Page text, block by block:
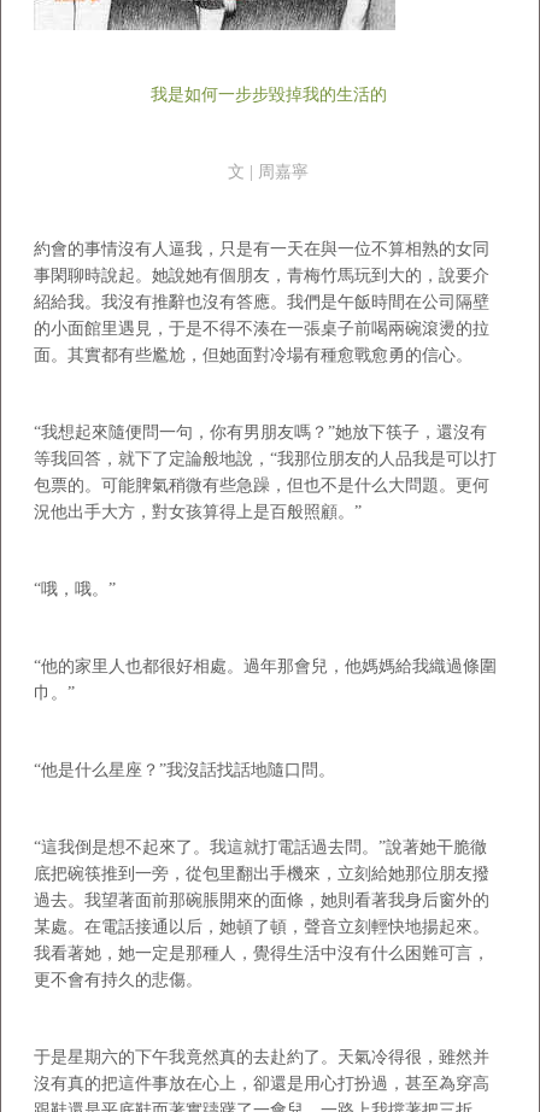
我是如何一步步毀掉我的生活的
文 | 周嘉寧
約會的事情沒有人逼我，只是有一天在與一位不算相熟的女同
事閑聊時說起。她說她有個朋友，青梅竹馬玩到大的，說要介
紹給我。我沒有推辭也沒有答應。我們是午飯時間在公司隔壁
的小面館里遇見，于是不得不湊在一張桌子前喝兩碗滾燙的拉
面。其實都有些尷尬，但她面對冷場有種愈戰愈勇的信心。
“我想起來隨便問一句，你有男朋友嗎？”她放下筷子，還沒有
等我回答，就下了定論般地說，“我那位朋友的人品我是可以打
包票的。可能脾氣稍微有些急躁，但也不是什么大問題。更何
況他出手大方，對女孩算得上是百般照顧。”
“哦，哦。”
“他的家里人也都很好相處。過年那會兒，他媽媽給我織過條圍
巾。”
“他是什么星座？”我沒話找話地隨口問。
“這我倒是想不起來了。我這就打電話過去問。”說著她干脆徹
底把碗筷推到一旁，從包里翻出手機來，立刻給她那位朋友撥
過去。我望著面前那碗脹開來的面條，她則看著我身后窗外的
某處。在電話接通以后，她頓了頓，聲音立刻輕快地揚起來。
我看著她，她一定是那種人，覺得生活中沒有什么困難可言，
更不會有持久的悲傷。
于是星期六的下午我竟然真的去赴約了。天氣冷得很，雖然并
沒有真的把這件事放在心上，卻還是用心打扮過，甚至為穿高